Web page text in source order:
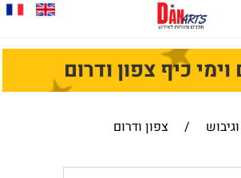
וימי כיף צפון ודרום
/ צפון ודרום